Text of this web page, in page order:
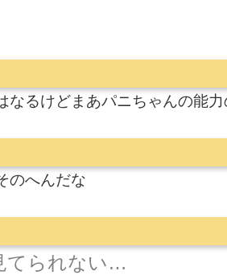
なるけどまあパニちゃんの能
のへんだな
てられない…